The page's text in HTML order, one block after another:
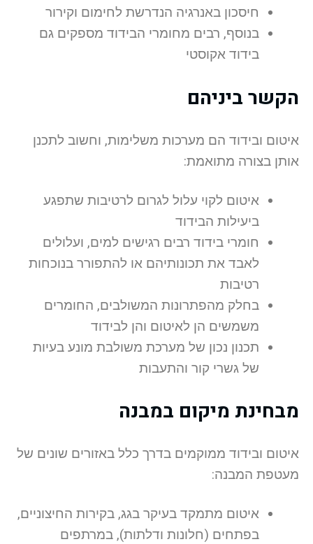
חיסכון באנרגיה הנדרשת לחימום וקירור
בנוסף, רבים מחומרי הבידוד מספקים גם
בידוד אקוסטי
הקשר ביניהם
איטום ובידוד הם מערכות משלימות, וחשוב לתכנן
אותן בצורה מתואמת:
איטום לקוי עלול לגרום לרטיבות שתפגע
ביעילות הבידוד
חומרי בידוד רבים רגישים למים, ועלולים
לאבד את תכונותיהם או להתפורר בנוכחות
רטיבות
בחלק מהפתרונות המשולבים, החומרים
משמשים הן לאיטום והן לבידוד
תכנון נכון של מערכת משולבת מונע בעיות
של גשרי קור והתעבות
מבחינת מיקום במבנה
איטום ובידוד ממוקמים בדרך כלל באזורים שונים של
מעטפת המבנה:
איטום מתמקד בעיקר בגג, בקירות החיצוניים,
בפתחים (חלונות ודלתות), במרתפים